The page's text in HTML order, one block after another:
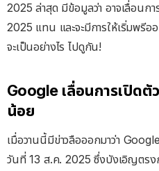
2025 ล่าสุด มีข้อมูลว่า อาจเลื่อนก
2025 แทน และจะมีการให้เริ่มพรีออ
จะเป็นอย่างไร ไปดูกัน!
Google เลื่อนการเปิดตั
น้อย
เมื่อวานนี้มีข่าวลือออกมาว่า
วันที่ 13 ส.ค. 2025 ซึ่งบังเอิญตร